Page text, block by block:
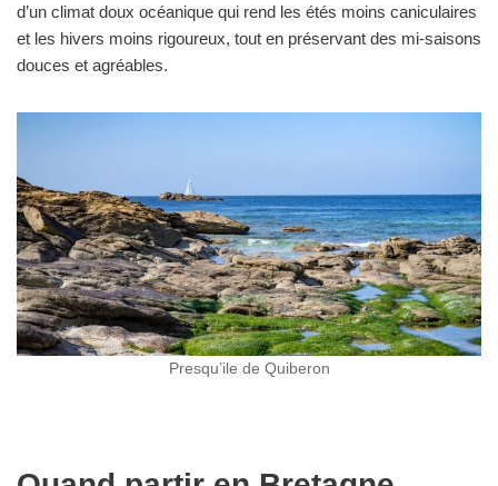
d’un climat doux océanique qui rend les étés moins caniculaires
et les hivers moins rigoureux, tout en préservant des mi-saisons
douces et agréables.
Presqu’ile de Quiberon